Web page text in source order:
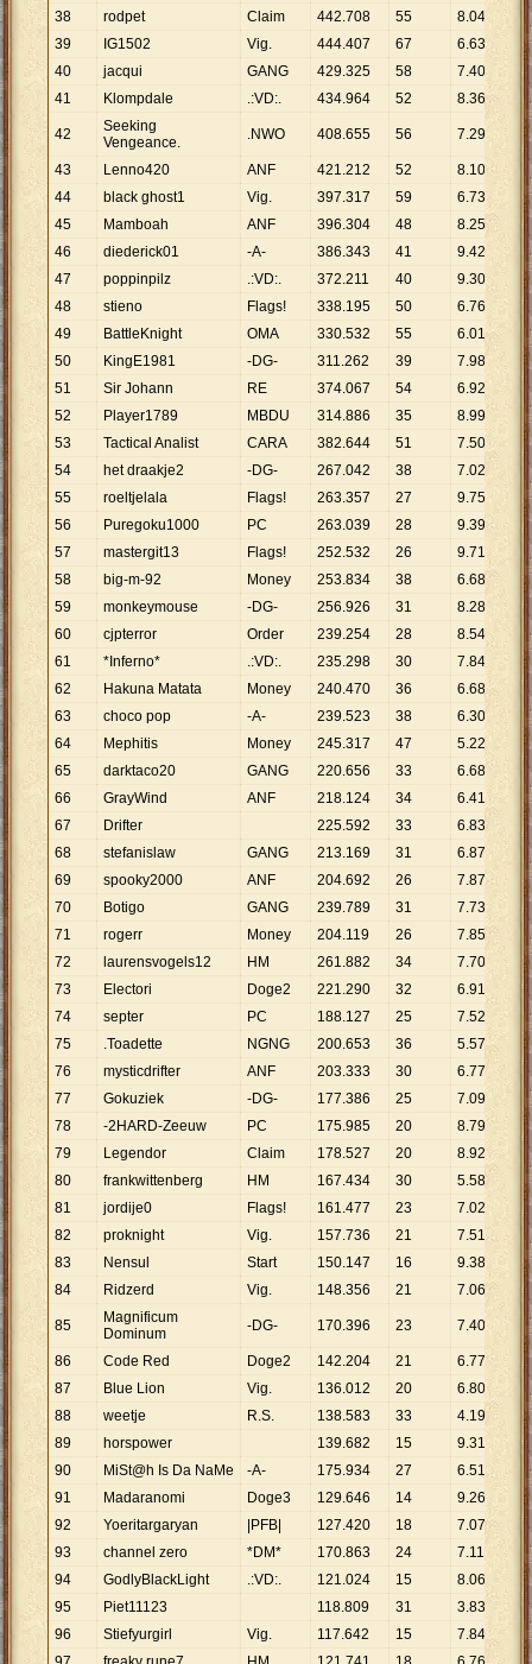
38
rodpet Claim 442.708 55 8.049
39
IG1502 Vig. 444.407 67 6.633
40
jacqui GANG 429.325 58 7.402
41
Klompdale .:VD:. 434.964 52 8.365
42
Seeking
Vengeance.
.NWO 408.655 56 7.297
43 Lenno420 ANF 421.212 52 8.100
44
black ghost1 Vig. 397.317 59 6.734
45
Mamboah ANF 396.304 48 8.256
46
diederick01 -A- 386.343 41 9.423
47
poppinpilz .:VD:. 372.211 40 9.305
48
stieno Flags! 338.195 50 6.764
49
BattleKnight OMA 330.532 55 6.010
50
KingE1981 -DG- 311.262 39 7.981
51
Sir Johann RE 374.067 54 6.927
52
Player1789 MBDU 314.886 35 8.997
53
Tactical Analist CARA 382.644 51 7.503
54
het draakje2 -DG- 267.042 38 7.027
55
roeltjelala Flags! 263.357 27 9.754
56
Puregoku1000 PC 263.039 28 9.394
57
mastergit13 Flags! 252.532 26 9.713
58
big-m-92 Money 253.834 38 6.680
59
monkeymouse -DG- 256.926 31 8.288
60
cjpterror Order 239.254 28 8.545
61
*Inferno* .:VD:. 235.298 30 7.843
62
Hakuna Matata Money 240.470 36 6.680
63
choco pop -A- 239.523 38 6.303
64
Mephitis Money 245.317 47 5.220
65
darktaco20 GANG 220.656 33 6.687
66
GrayWind ANF 218.124 34 6.415
67
Drifter 225.592 33 6.836
68
stefanislaw GANG 213.169 31 6.876
69
spooky2000 ANF 204.692 26 7.873
70
Botigo GANG 239.789 31 7.735
71
rogerr Money 204.119 26 7.851
72
laurensvogels12 HM 261.882 34 7.702
73
Electori Doge2 221.290 32 6.915
74
septer PC 188.127 25 7.525
75
.Toadette NGNG 200.653 36 5.574
76
mysticdrifter ANF 203.333 30 6.778
77
Gokuziek -DG- 177.386 25 7.095
78
-2HARD-Zeeuw PC 175.985 20 8.799
79
Legendor Claim 178.527 20 8.926
80
frankwittenberg HM 167.434 30 5.581
81
jordije0 Flags! 161.477 23 7.021
82
proknight Vig. 157.736 21 7.511
83
Nensul Start 150.147 16 9.384
84
Ridzerd Vig. 148.356 21 7.065
85
Magnificum
Dominum
-DG- 170.396 23 7.409
86 Code Red Doge2 142.204 21 6.772
87
Blue Lion Vig. 136.012 20 6.801
88
weetje R.S. 138.583 33 4.199
89
horspower 139.682 15 9.312
90
MiSt@h Is Da NaMe -A- 175.934 27 6.516
91
Madaranomi Doge3 129.646 14 9.260
92
Yoeritargaryan |PFB| 127.420 18 7.079
93
channel zero *DM* 170.863 24 7.119
94
GodlyBlackLight .:VD:. 121.024 15 8.068
95
Piet11123 118.809 31 3.833
96
Stiefyurgirl Vig. 117.642 15 7.843